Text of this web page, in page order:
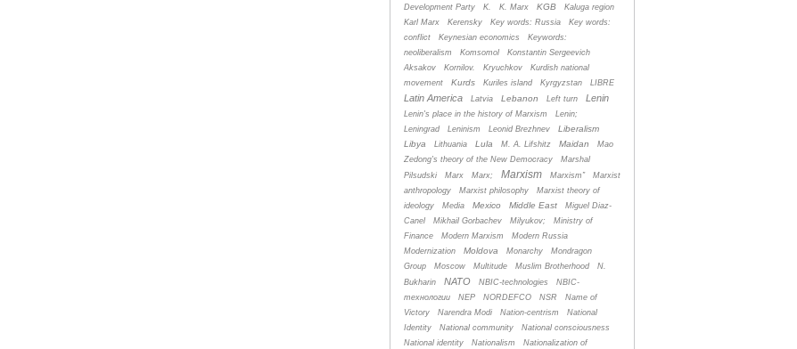
Development Party
K. K. Marx KGB
Kaluga region
Karl Marx
Kerensky Key words: Russia
Key words:
conflict
Keynesian economics
Keywords:
neoliberalism
Komsomol
Konstantin Sergeevich
Aksakov
Kornilov. Kryuchkov
Kurdish national
movement
Kurds Kuriles island Kyrgyzstan LIBRE
Latin America Latvia Lebanon Left turn Lenin
Lenin's place in the history of Marxism
Lenin;
Leningrad
Leninism Leonid Brezhnev
Liberalism
Libya
Lithuania Lula M. A. Lifshitz Maidan
Mao
Zedong's theory of the New Democracy
Marshal
Pilsudski
Marx Marx; Marxism Marxism”
Marxist
anthropology
Marxist philosophy
Marxist theory of
ideology
Media Mexico Middle East
Miguel Diaz-
Canel
Mikhail Gorbachev Milyukov;
Ministry of
Finance
Modern Marxism
Modern Russia
Modernization
Moldova Monarchy
Mondragon
Group
Moscow Multitude Muslim Brotherhood
N.
Bukharin
NATO NBIC-technologies
NBIC-
технологии
NEP NORDEFCO NSR
Name of
Victory
Narendra Modi Nation-centrism
National
Identity
National community
National consciousness
National identity
Nationalism
Nationalization of